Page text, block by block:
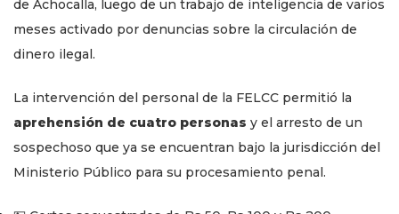
de Achocalla, luego de un trabajo de inteligencia de varios
meses activado por denuncias sobre la circulación de
dinero ilegal.
La intervención del personal de la FELCC permitió la
aprehensión de cuatro personas y el arresto de un
sospechoso que ya se encuentran bajo la jurisdicción del
Ministerio Público para su procesamiento penal.